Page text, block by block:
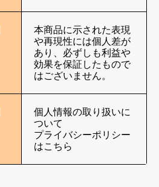
本商品に示された表現
や再現性には個人差が
あり、必ずしも利益や
効果を保証したもので
はございません。
個人情報の取り扱いに
ついて
プライバシーポリシー
はこちら